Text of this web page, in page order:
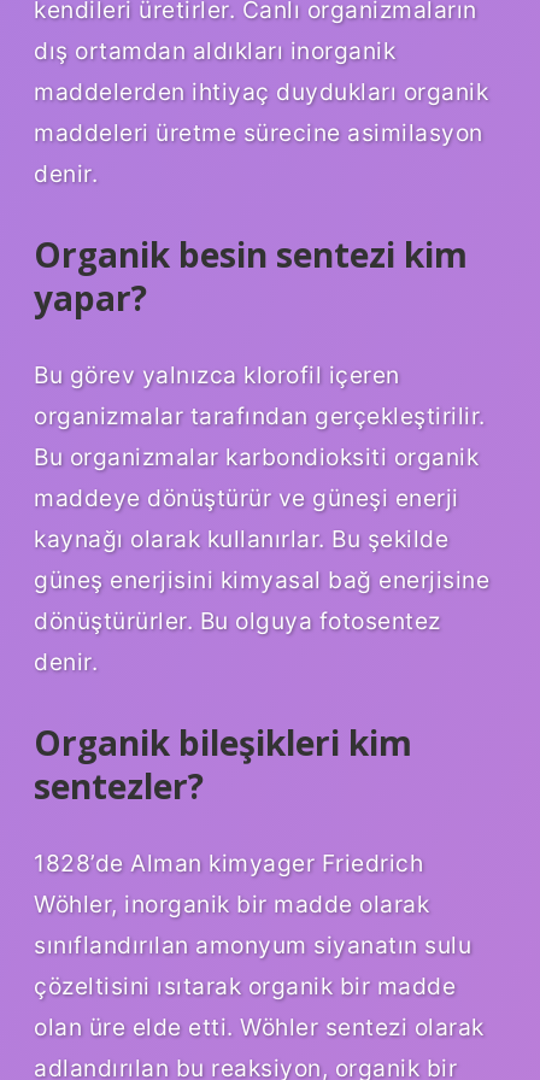
kendileri üretirler. Canlı organizmaların
dış ortamdan aldıkları inorganik
maddelerden ihtiyaç duydukları organik
maddeleri üretme sürecine asimilasyon
denir.
Organik besin sentezi kim
yapar?
Bu görev yalnızca klorofil içeren
organizmalar tarafından gerçekleştirilir.
Bu organizmalar karbondioksiti organik
maddeye dönüştürür ve güneşi enerji
kaynağı olarak kullanırlar. Bu şekilde
güneş enerjisini kimyasal bağ enerjisine
dönüştürürler. Bu olguya fotosentez
denir.
Organik bileşikleri kim
sentezler?
1828’de Alman kimyager Friedrich
Wöhler, inorganik bir madde olarak
sınıflandırılan amonyum siyanatın sulu
çözeltisini ısıtarak organik bir madde
olan üre elde etti. Wöhler sentezi olarak
adlandırılan bu reaksiyon, organik bir